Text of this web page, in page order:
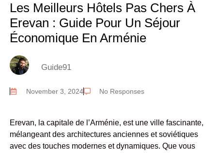
Les Meilleurs Hôtels Pas Chers À
Erevan : Guide Pour Un Séjour
Économique En Arménie
Guide91
November 3, 2024 No Responses
Erevan, la capitale de l’Arménie, est une ville fascinante,
mélangeant des architectures anciennes et soviétiques
avec des touches modernes et dynamiques. Que vous